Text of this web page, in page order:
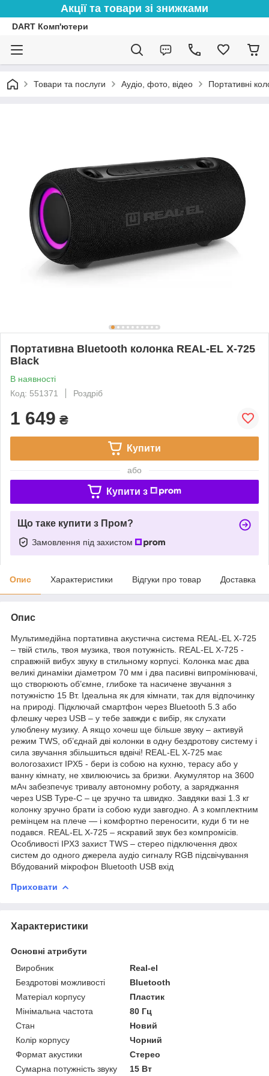
Акції та товари зі знижками
DART Комп'ютери
Товари та послуги Аудіо, фото, відео Портативні
Портативна Bluetooth колонка REAL-EL X-725
Black
В наявності
Код: 551371
Роздріб
1 649 ₴
Купити
або
Купити з
Що таке купити з Пром?
Замовлення під захистом
Опис Характеристики Відгуки про товар Доставка
Опис
Мультимедійна портативна акустична система REAL-EL X-725
– твій стиль, твоя музика, твоя потужність. REAL-EL X-725 -
справжній вибух звуку в стильному корпусі. Колонка має два
великі динаміки діаметром 70 мм і два пасивні випромінювачі,
що створюють об’ємне, глибоке та насичене звучання з
потужністю 15 Вт. Ідеальна як для кімнати, так для відпочинку
на природі. Підключай смартфон через Bluetooth 5.3 або
флешку через USB – у тебе завжди є вибір, як слухати
улюблену музику. А якщо хочеш ще більше звуку – активуй
режим TWS, об’єднай дві колонки в одну бездротову систему і
сила звучання збільшиться вдвічі! REAL-EL X-725 має
вологозахист IPX5 - бери із собою на кухню, терасу або у
ванну кімнату, не хвилюючись за бризки. Акумулятор на 3600
мАч забезпечує тривалу автономну роботу, а заряджання
через USB Type-C – це зручно та швидко. Завдяки вазі 1.3 кг
колонку зручно брати із собою куди завгодно. А з комплектним
ремінцем на плече — і комфортно переносити, куди б ти не
подався. REAL-EL X-725 – яскравий звук без компромісів.
Особливості IPX3 захист TWS – стерео підключення двох
систем до одного джерела аудіо сигналу RGB підсвічування
Вбудований мікрофон Bluetooth USB вхід
Приховати
Характеристики
Основні атрибути
Виробник
Real-el
Бездротові можливості
Bluetooth
Матеріал корпусу
Пластик
Мінімальна частота
80 Гц
Стан
Новий
Колір корпусу
Чорний
Формат акустики
Стерео
Сумарна потужність звуку
15 Вт